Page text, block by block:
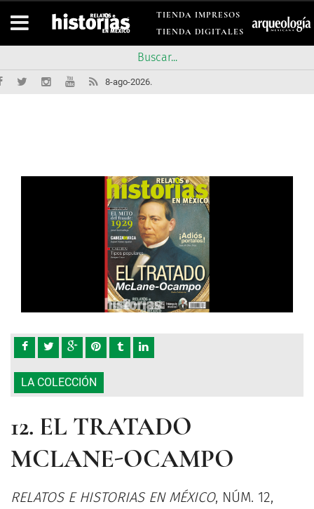
TIENDA IMPRESOS
TIENDA DIGITALES
8-ago-2026.
LA COLECCIÓN
12. EL TRATADO
MCLANE-OCAMPO
RELATOS E HISTORIAS EN MÉXICO, NÚM. 12,